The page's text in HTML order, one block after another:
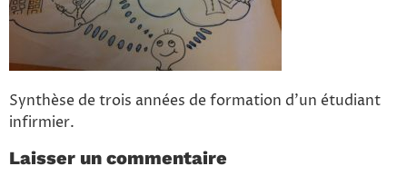
Synthèse de trois années de formation d’un étudiant
infirmier.
Laisser un commentaire